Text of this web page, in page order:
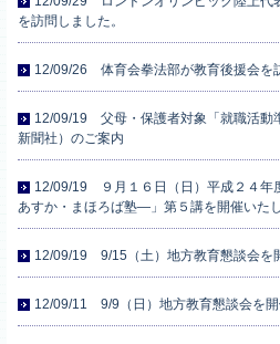
を訪問しました。
12/09/26 体育会拳法部が教育後援会を
12/09/19 父母・保護者対象「就職活動
新聞社）のご案内
12/09/19 ９月１６日（日）平成２４年
あすか・まほろば塾―」第５講を開催いたし
12/09/19 9/15（土）地方教育懇談会を
12/09/11 9/9（日）地方教育懇談会を開